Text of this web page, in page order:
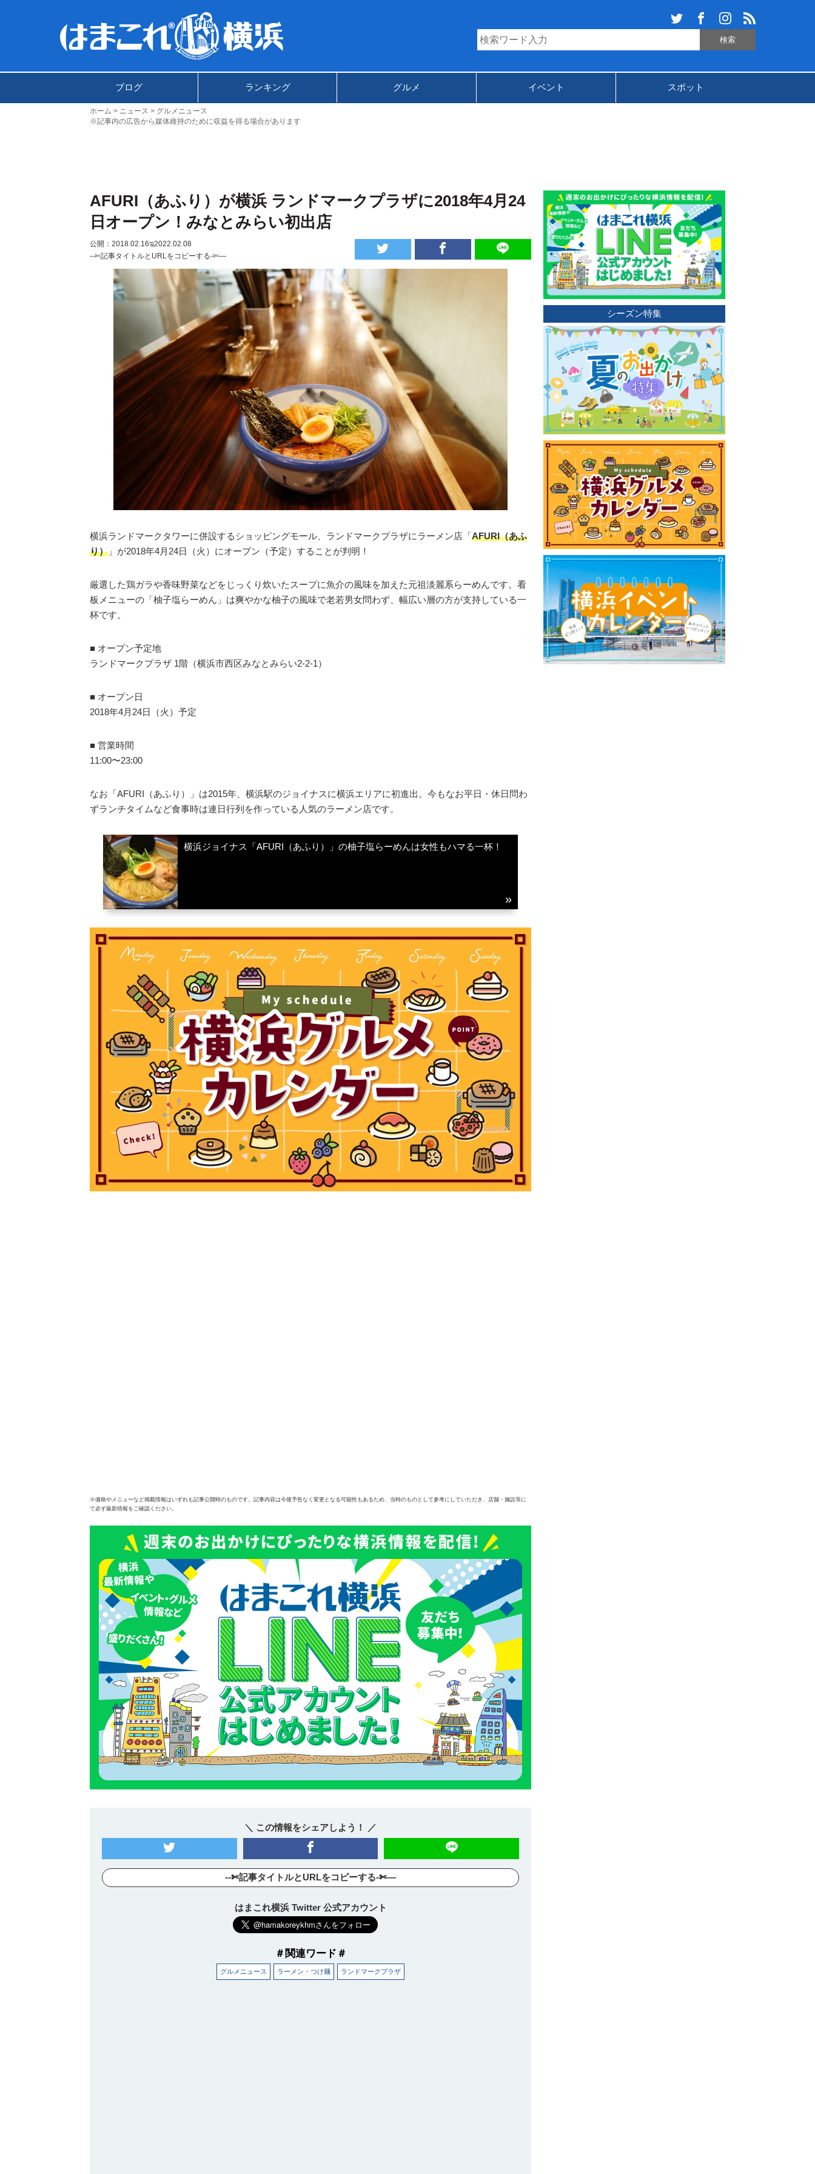
ブログ ランキング グルメ イベント スポット
ホーム ニュース
グルメニュース
※記事内の広告から媒体維持のために収益を得る場合があります
AFURI（あふり）が横浜 ランドマークプラザに2018年4月24
日オープン！みなとみらい初出店
公開：2018.02.16ಇ2022.02.08
--✄記事タイトルとURLをコピーする-✄—
横浜ランドマークタワーに併設するショッピングモール、ランドマークプラザにラーメン店「AFURI（あふ
り） 」が2018年4月24日（火）にオープン（予定）することが判明！
厳選した鶏ガラや香味野菜などをじっくり炊いたスープに魚介の風味を加えた元祖淡麗系らーめんです。看
板メニューの「柚子塩らーめん」は爽やかな柚子の風味で老若男女問わず、幅広い層の方が支持している一
杯です。
■ オープン予定地
ランドマークプラザ 1階（横浜市西区みなとみらい2-2-1）
■ オープン日
2018年4月24日（火）予定
■ 営業時間
11:00〜23:00
なお「AFURI（あふり）」は2015年、横浜駅のジョイナスに横浜エリアに初進出。今もなお平日・休日問わ
ずランチタイムなど食事時は連日行列を作っている人気のラーメン店です。
横浜ジョイナス「AFURI（あふり）」の柚子塩らーめんは女性もハマる一杯！
※価格やメニューなど掲載情報はいずれも記事公開時のものです。記事内容は今後予告なく変更となる可能性もあるため、当時のものとして参考にしていただき、店舗・施設等に
て必ず最新情報をご確認ください。
＼ この情報をシェアしよう！ ／
--✄記事タイトルとURLをコピーする-✄—
はまこれ横浜 Twitter 公式アカウント
＃関連ワード＃
グルメニュース ラーメン・つけ麺 ランドマークプラザ
シーズン特集